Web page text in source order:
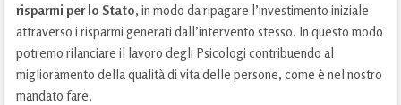
risparmi per lo Stato, in modo da ripagare l’investimento iniziale
attraverso i risparmi generati dall’intervento stesso. In questo modo
potremo rilanciare il lavoro degli Psicologi contribuendo al
miglioramento della qualità di vita delle persone, come è nel nostro
mandato fare.